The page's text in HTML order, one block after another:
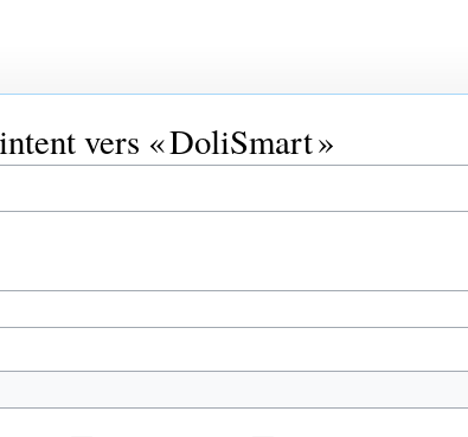
vers « DoliSmart »